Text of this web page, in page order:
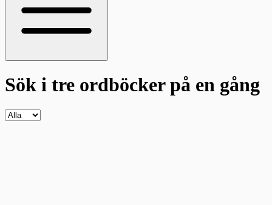
Sök i tre ordböckerpå en gång